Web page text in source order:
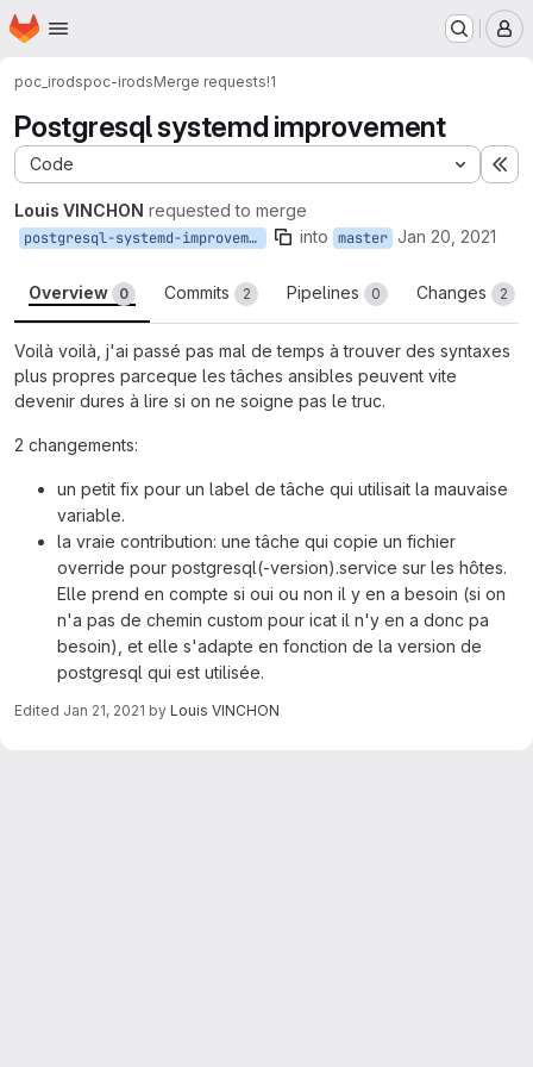
Skip to main content
Homepage
poc_irodspoc-irodsMerge requests!1
Postgresql systemd improvement
Code
Louis VINCHON requested to merge
postgresql-systemd-improvement into master Jan 20, 2021
Overview 0 Commits 2 Pipelines 0 Changes 2
Voilà voilà, j'ai passé pas mal de temps à trouver des syntaxes
plus propres parceque les tâches ansibles peuvent vite
devenir dures à lire si on ne soigne pas le truc.
2 changements:
un petit fix pour un label de tâche qui utilisait la mauvaise
variable.
la vraie contribution: une tâche qui copie un fichier
override pour postgresql(-version).service sur les hôtes.
Elle prend en compte si oui ou non il y en a besoin (si on
n'a pas de chemin custom pour icat il n'y en a donc pa
besoin), et elle s'adapte en fonction de la version de
postgresql qui est utilisée.
Edited Jan 21, 2021 by Louis VINCHON